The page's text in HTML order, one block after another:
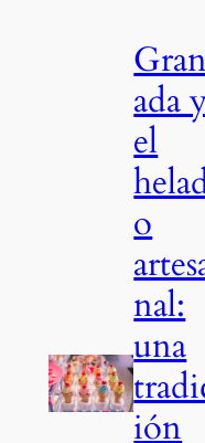
ada
el
o
nal:
una
ión